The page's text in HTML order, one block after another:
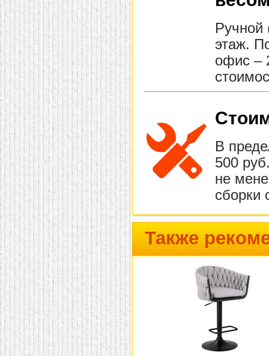
Ручной
этаж.
офис –
В
500
не
сборки
Также